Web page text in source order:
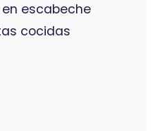
escabeche
cocidas